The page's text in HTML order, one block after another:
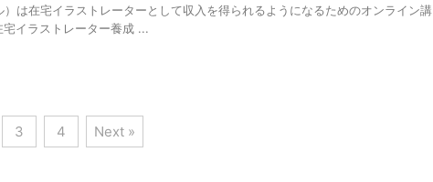
は在宅イラストレーターとして収入を得られるようになるためのオンライン講
イラストレーター養成 ...
3 4 Next »